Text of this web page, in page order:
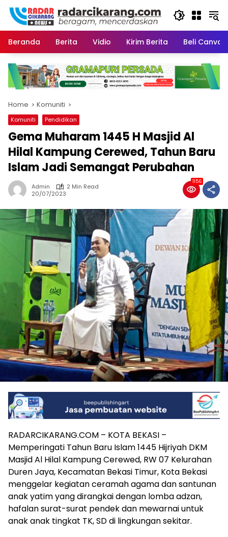
Skip
content
Beranda
Berita Vidio Kirim Berita Beli
Home Komuniti
Komuniti Pendidikan
Gema Muharam 1445 H Masjid Al
Hilal Kampung Cerewed, Tahun Baru
Islam Jadi Semangat Perubahan
Admin
2 Min Read
20/07/2023
1156
RADARCIKARANG.COM – KOTA BEKASI –
Memperingati Tahun Baru Islam 1445 Hijriyah DKM
Masjid Al Hilal Kampung Cerewed, RW 07 Kelurahan
Duren Jaya, Kecamatan Bekasi Timur, Kota Bekasi
menggelar kegiatan ceramah agama dan santunan
anak yatim yang dirangkai dengan lomba adzan,
hafalan surat-surat pendek dan mewarnai untuk
anak anak tingkat TK, SD di lingkungan sekitar.